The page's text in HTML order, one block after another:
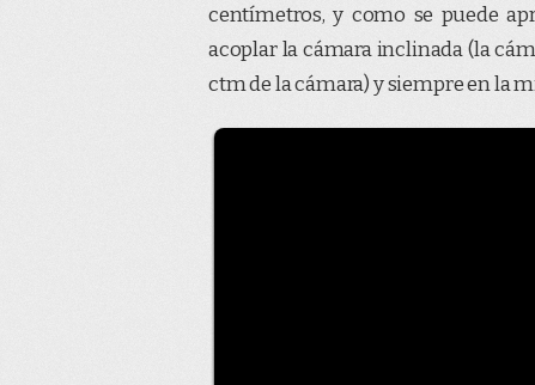
centímetros, y como se puede
acoplar la cámara inclinada (la
ctm de la cámara) y siempre en la